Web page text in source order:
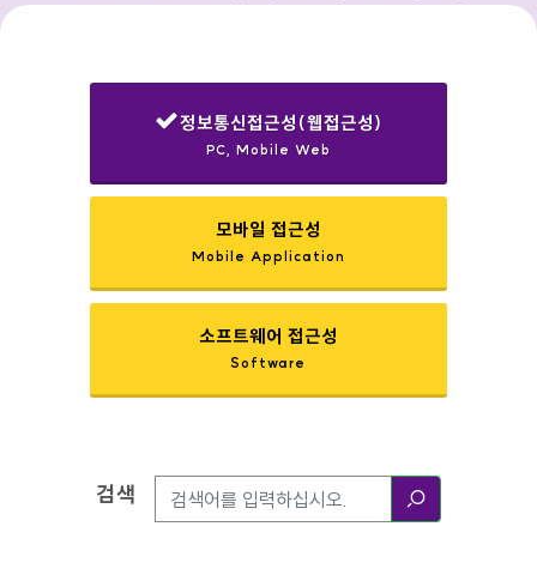
정보통신접근성(웹접근성)
PC, Mobile Web
모바일 접근성
Mobile Application
소프트웨어 접근성
Software
검색옵션
검색